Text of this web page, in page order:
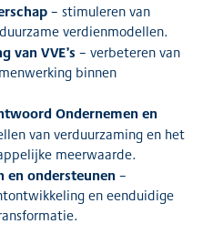
– stimuleren van
verdienmodellen.
van VVE’s – verbeteren van
binnen
Ondernemen en
van verduurzaming en het
meerwaarde.
en ondersteunen–
en eenduidige